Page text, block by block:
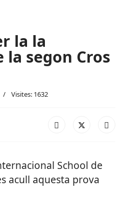
la la
la segon Cros
Visites: 1632
School de
acull aquesta prova